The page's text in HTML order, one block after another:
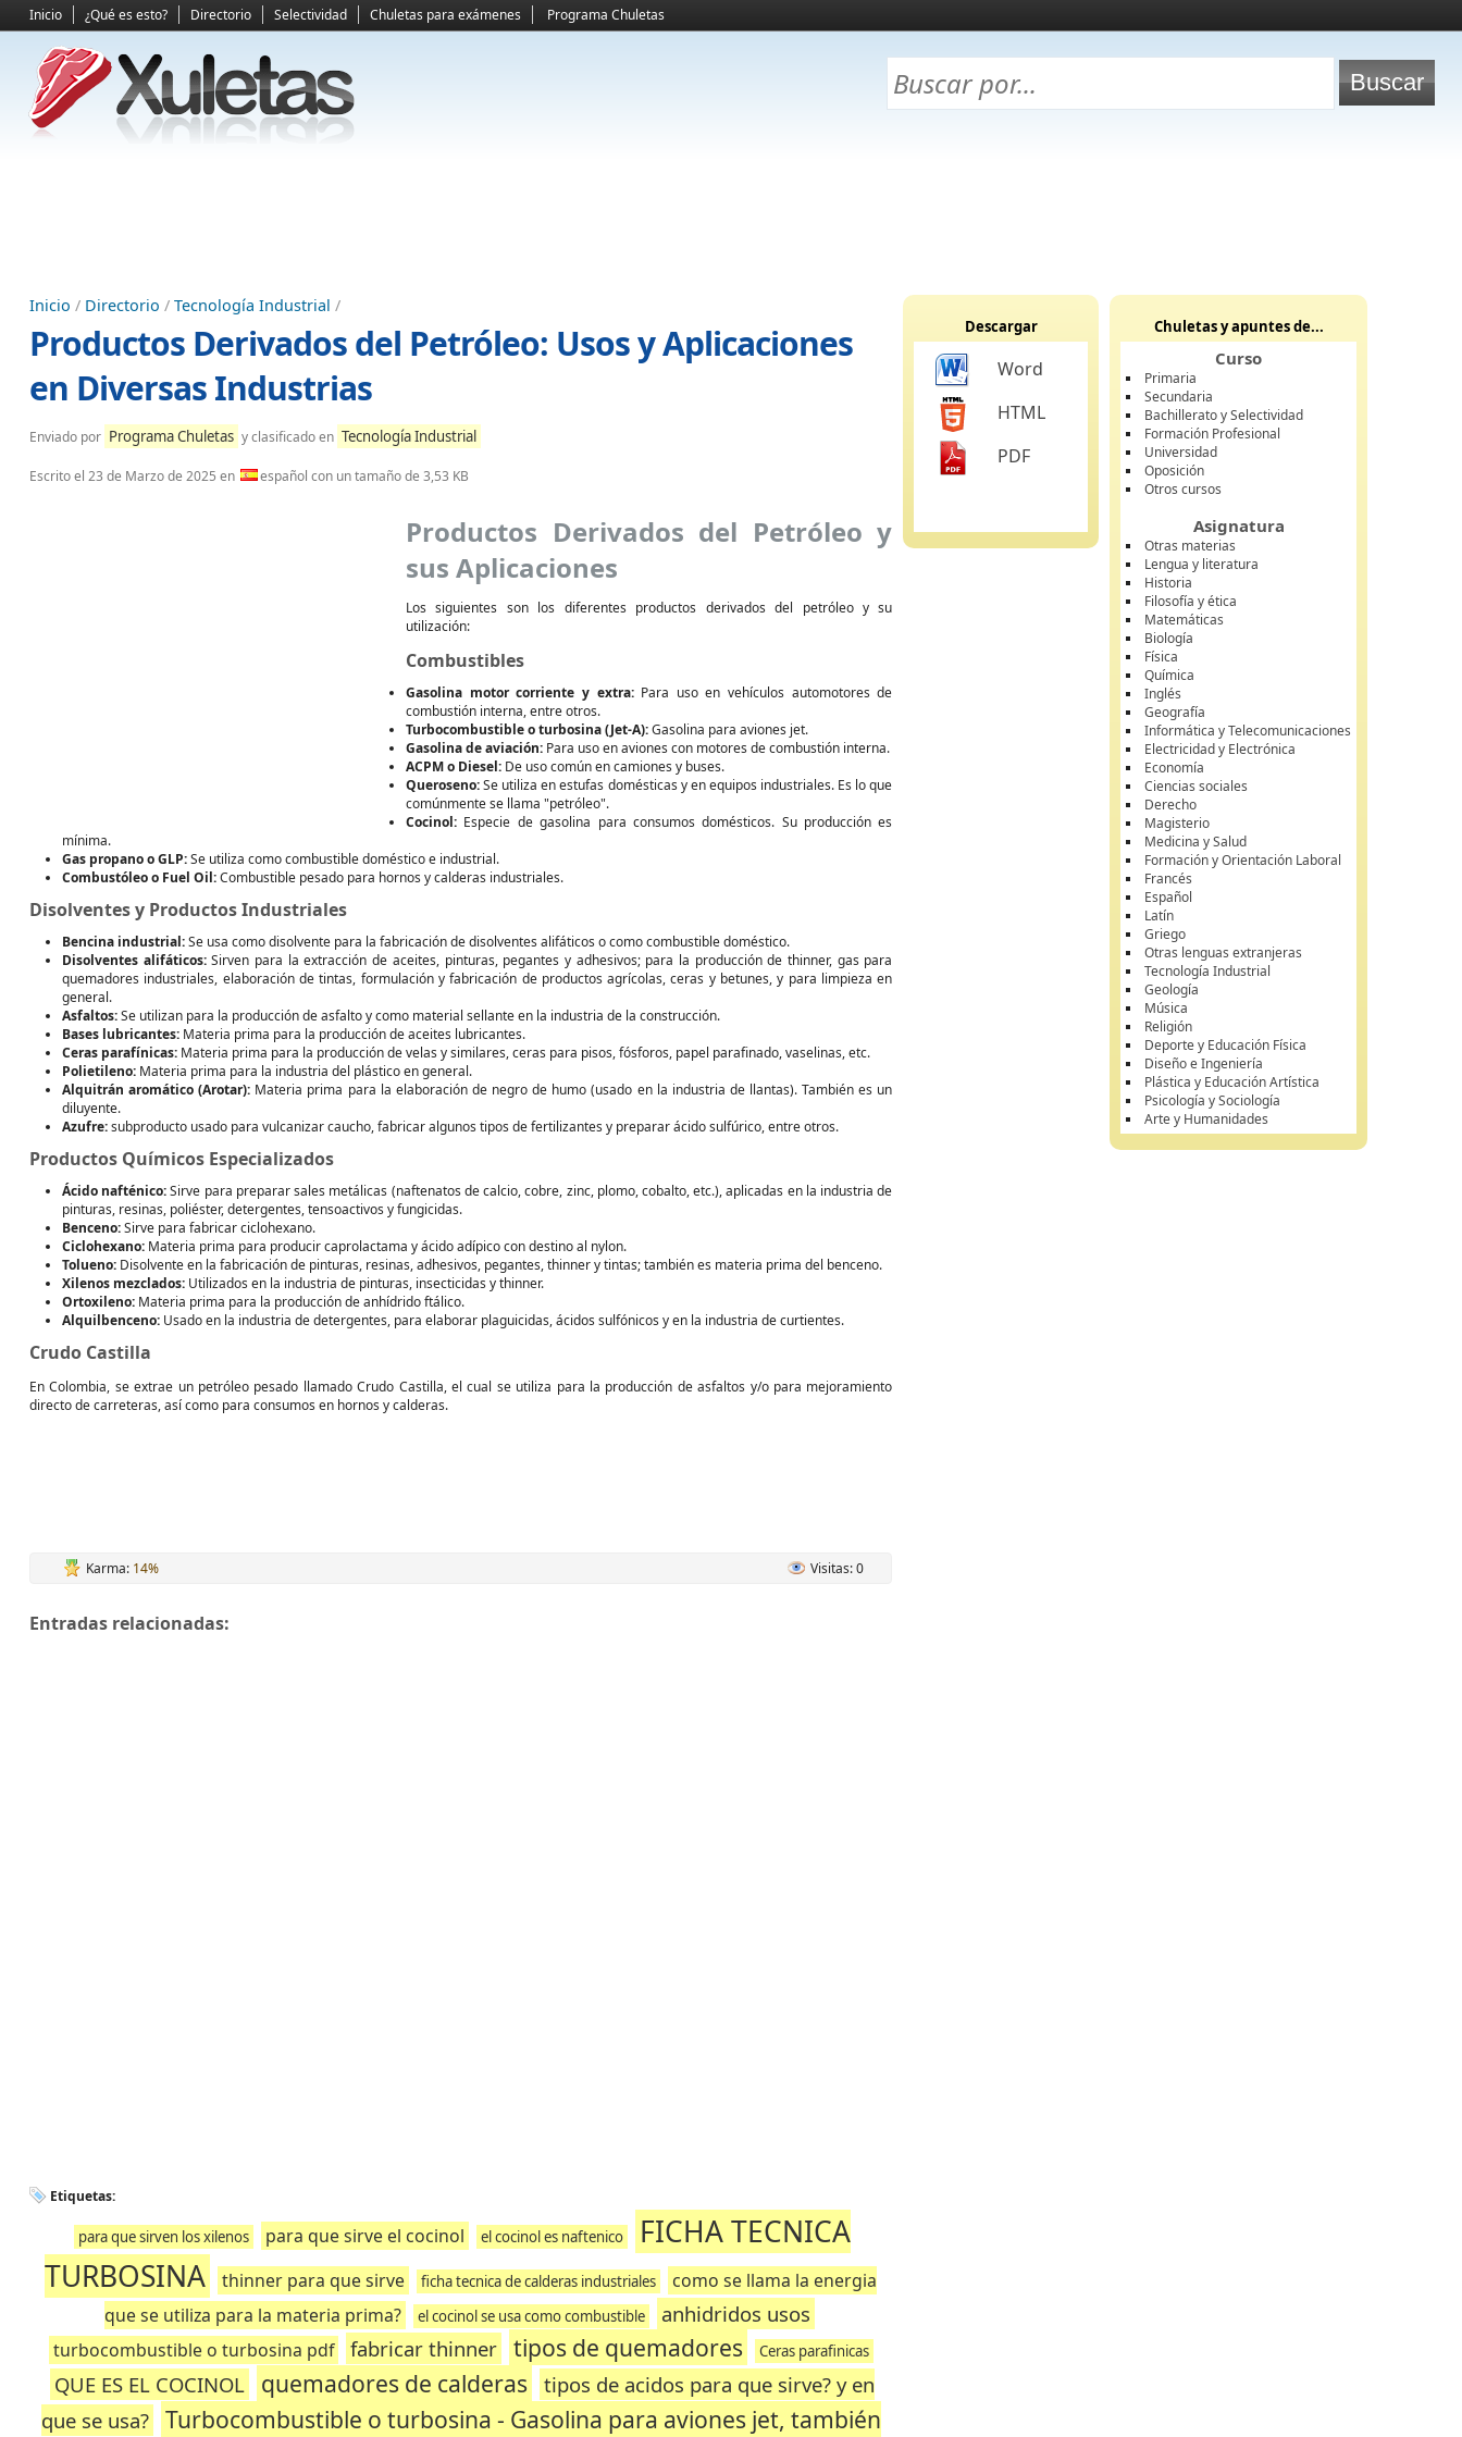
Inicio ¿Qué es esto? Directorio Selectividad Chuletas para exámenes Programa Chuletas
Inicio / Directorio / Tecnología Industrial /
Productos Derivados del Petróleo: Usos y Aplicaciones
en Diversas Industrias
Enviado por Programa Chuletas y clasificado en Tecnología Industrial
Escrito el 23 de Marzo de 2025 en español con un tamaño de 3,53 KB
Productos Derivados del Petróleo y
sus Aplicaciones
Los siguientes son los diferentes productos derivados del petróleo y su
utilización:
Combustibles
Gasolina motor corriente y extra:Para uso en vehículos automotores de
combustión interna, entre otros.
Turbocombustible o turbosina (Jet-A):Gasolina para aviones jet.
Gasolina de aviación: Para uso en aviones con motores de combustión interna.
ACPM o Diesel: De uso común en camiones y buses.
Queroseno:Se utiliza en estufas domésticas y en equipos industriales. Es lo que
comúnmente se llama "petróleo".
Cocinol: Especie de gasolina para consumos domésticos. Su producción es
mínima.
Gas propano o GLP:Se utiliza como combustible doméstico e industrial.
Combustóleo o Fuel Oil:Combustible pesado para hornos y calderas industriales.
Disolventes y Productos Industriales
Bencina industrial:Se usa como disolvente para la fabricación de disolventes alifáticos o como combustible doméstico.
Disolventes alifáticos:Sirven para la extracción de aceites, pinturas, pegantes y adhesivos; para la producción de thinner, gas para
quemadores industriales, elaboración de tintas, formulación y fabricación de productos agrícolas, ceras y betunes, y para limpieza en
general.
Asfaltos:Se utilizan para la producción de asfalto y como material sellante en la industria de la construcción.
Bases lubricantes: Materia prima para la producción de aceites lubricantes.
Ceras parafínicas: Materia prima para la producción de velas y similares, ceras para pisos, fósforos, papel parafinado, vaselinas, etc.
Polietileno: Materia prima para la industria del plástico en general.
Alquitrán aromático (Arotar): Materia prima para la elaboración de negro de humo (usado en la industria de llantas). También es un
diluyente.
Azufre:subproducto usado para vulcanizar caucho, fabricar algunos tipos de fertilizantes y preparar ácido sulfúrico, entre otros.
Productos Químicos Especializados
Ácido nafténico:Sirve para preparar sales metálicas (naftenatos de calcio, cobre, zinc, plomo, cobalto, etc.), aplicadas en la industria de
pinturas, resinas, poliéster, detergentes, tensoactivos y fungicidas.
Benceno:Sirve para fabricar ciclohexano.
Ciclohexano: Materia prima para producir caprolactama y ácido adípico con destino al nylon.
Tolueno: Disolvente en la fabricación de pinturas, resinas, adhesivos, pegantes, thinner y tintas; también es materia prima del benceno.
Xilenos mezclados: Utilizados en la industria de pinturas, insecticidas y thinner.
Ortoxileno: Materia prima para la producción de anhídrido ftálico.
Alquilbenceno: Usado en la industria de detergentes, para elaborar plaguicidas, ácidos sulfónicos y en la industria de curtientes.
Crudo Castilla
En Colombia, se extrae un petróleo pesado llamado Crudo Castilla, el cual se utiliza para la producción de asfaltos y/o para mejoramiento
directo de carreteras, así como para consumos en hornos y calderas.
Karma: 14% Visitas: 0
Entradas relacionadas:
Etiquetas:
para que sirven los xilenos para que sirve el cocinol el cocinol es naftenico
FICHA TECNICA
TURBOSINA
thinner para que sirve ficha tecnica de calderas industriales
como se llama la energia
que se utiliza para la materia prima?
el cocinol se usa como combustible anhidridos usos
turbocombustible o turbosina pdf fabricar thinner tipos de quemadores Ceras parafinicas
QUE ES EL COCINOL quemadores de calderas
tipos de acidos para que sirve? y en
que se usa?
Turbocombustible o turbosina - Gasolina para aviones jet, también
Descargar
Word
HTML
PDF
Chuletas y apuntes de...
Curso
Primaria
Secundaria
Bachillerato y Selectividad
Formación Profesional
Universidad
Oposición
Otros cursos
Asignatura
Otras materias
Lengua y literatura
Historia
Filosofía y ética
Matemáticas
Biología
Física
Química
Inglés
Geografía
Informática y Telecomunicaciones
Electricidad y Electrónica
Economía
Ciencias sociales
Derecho
Magisterio
Medicina y Salud
Formación y Orientación Laboral
Francés
Español
Latín
Griego
Otras lenguas extranjeras
Tecnología Industrial
Geología
Música
Religión
Deporte y Educación Física
Diseño e Ingeniería
Plástica y Educación Artística
Psicología y Sociología
Arte y Humanidades